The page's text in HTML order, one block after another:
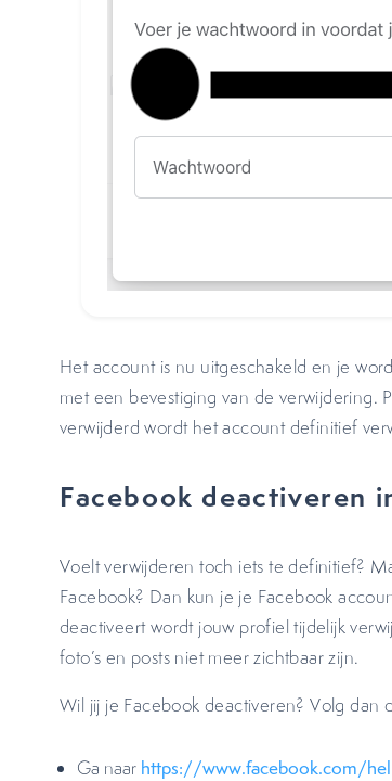
Het account is nu uitgeschakeld en je
met een bevestiging van de verwijdering.
verwijderd wordt het account definitief
Facebook deactiveren
Voelt verwijderen toch iets te definitief?
Facebook? Dan kun je je Facebook
deactiveert wordt jouw profiel tijdelijk
foto’s en posts niet meer zichtbaar zijn.
Wil jij je Facebook deactiveren? Volg dan
Ga naar https://www.facebook.com/